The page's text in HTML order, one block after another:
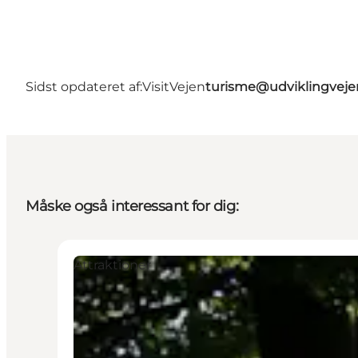
Sidst opdateret af:VisitVejen
Måske også interessant for dig:
Attraktioner